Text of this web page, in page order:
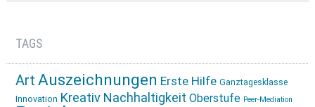
TAGS
Art Auszeichnungen Erste Hilfe Ganztagesklasse
Innovation Kreativ Nachhaltigkeit Oberstufe Peer-Mediation